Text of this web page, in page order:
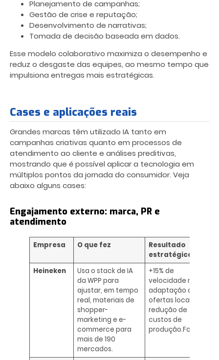
Planejamento de campanhas;
Gestão de crise e reputação;
Desenvolvimento de narrativas;
Tomada de decisão baseada em dados.
Esse modelo colaborativo maximiza o desempenho e
reduz o desgaste das equipes, ao mesmo tempo que
impulsiona entregas mais estratégicas.
Cases e aplicações reais
Grandes marcas têm utilizado IA tanto em
campanhas criativas quanto em processos de
atendimento ao cliente e análises preditivas,
mostrando que é possível aplicar a tecnologia em
múltiplos pontos da jornada do consumidor. Veja
abaixo alguns cases:
Engajamento externo: marca, PR e
atendimento
Empresa O que fez
Resultado
estratégico
Heineken
Usa o stack de IA
da WPP para
ajustar, em tempo
real, materiais de
shopper-
marketing e e-
commerce para
mais de 190
mercados.
+15% de
velocidade na
adaptação de
ofertas locais e
redução de
custos de
produção.Fonte